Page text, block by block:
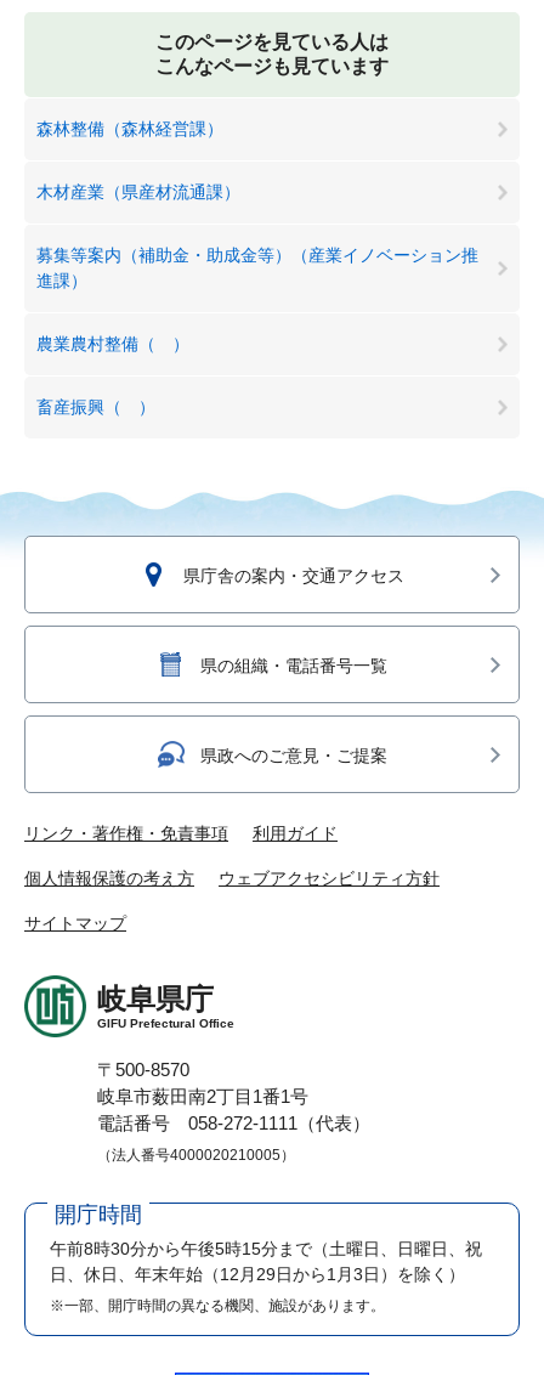
このページを見ている人は
こんなページも見ています
森林整備（森林経営課）
木材産業（県産材流通課）
募集等案内（補助金・助成金等）（産業イノベーション推
進課）
農業農村整備（ ）
畜産振興（ ）
県庁舎の案内・交通アクセス
県の組織・電話番号一覧
県政へのご意見・ご提案
リンク・著作権・免責事項 利用ガイド
個人情報保護の考え方 ウェブアクセシビリティ方針
サイトマップ
岐阜県庁
GIFU Prefectural Office
〒500-8570
岐阜市薮田南2丁目1番1号
電話番号 058-272-1111（代表）
（法人番号4000020210005）
開庁時間
午前8時30分から午後5時15分まで （土曜日、日曜日、祝
日、休日、年末年始（12月29日から1月3日）を除く）
※一部、開庁時間の異なる機関、施設があります。